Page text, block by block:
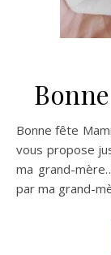
Bonne fête Mamie En ce jour de fete des grands-mères je
vous propose
ma grand-
par ma grand-